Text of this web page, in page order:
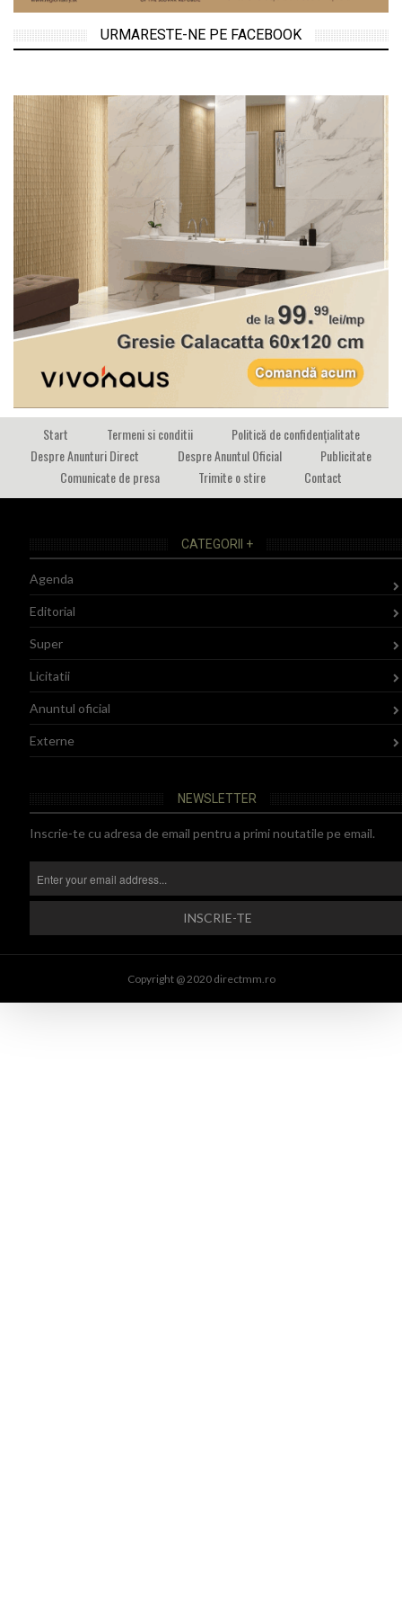
URMARESTE-NE PE FACEBOOK
Start Termeni si conditii
Politică de confidențialitate
Despre Anunturi Direct
Despre Anuntul Oficial
Publicitate
Comunicate de presa
Trimite o stire Contact
CATEGORII +
Agenda
Editorial
Super
Licitatii
Anuntul oficial
Externe
NEWSLETTER
Inscrie-te cu adresa de email pentru a primi noutatile pe email.
Copyright @ 2020 directmm.ro